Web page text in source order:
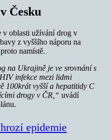
Česku
v oblasti užívání drog v
z vyššího náporu na
namístě.
na Ukrajině je ve srovnání s
infekce mezi lidmi
100krát vyšší a hepatitidy C
drogy v ČR,“ uvádí
epidemie